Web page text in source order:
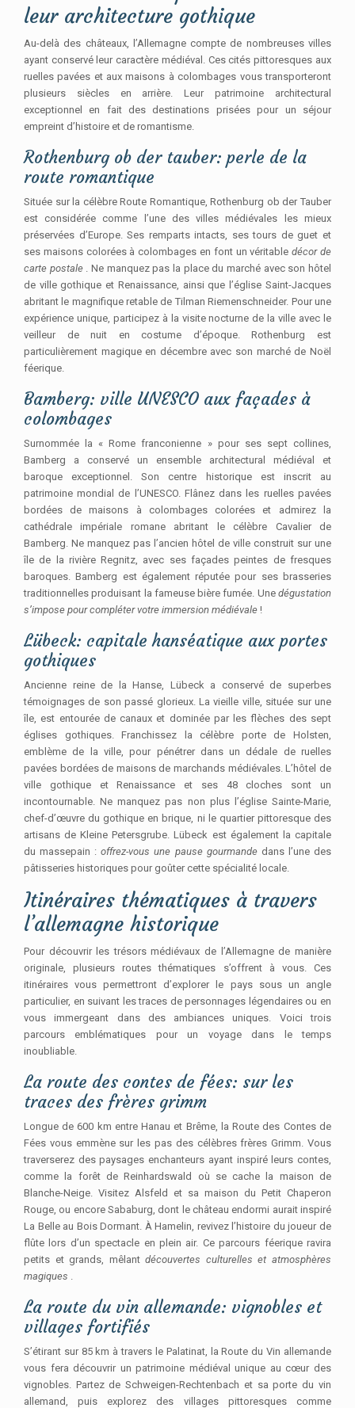
leur architecture gothique
Au-delà des châteaux, l’Allemagne compte de nombreuses villes
ayant conservé leur caractère médiéval. Ces cités pittoresques aux
ruelles pavées et aux maisons à colombages vous transporteront
plusieurs siècles en arrière. Leur patrimoine architectural
exceptionnel en fait des destinations prisées pour un séjour
empreint d’histoire et de romantisme.
Rothenburg ob der tauber: perle de la
route romantique
Située sur la célèbre Route Romantique, Rothenburg ob der Tauber
est considérée comme l’une des villes médiévales les mieux
préservées d’Europe. Ses remparts intacts, ses tours de guet et
ses maisons colorées à colombages en font un véritabledécor de
carte postale . Ne manquez pas la place du marché avec son hôtel
de ville gothique et Renaissance, ainsi que l’église Saint-Jacques
abritant le magnifique retable de Tilman Riemenschneider. Pour une
expérience unique, participez à la visite nocturne de la ville avec le
veilleur de nuit en costume d’époque. Rothenburg est
particulièrement magique en décembre avec son marché de Noël
féerique.
Bamberg: ville UNESCO aux façades à
colombages
Surnommée la « Rome franconienne » pour ses sept collines,
Bamberg a conservé un ensemble architectural médiéval et
baroque exceptionnel. Son centre historique est inscrit au
patrimoine mondial de l’UNESCO. Flânez dans les ruelles pavées
bordées de maisons à colombages colorées et admirez la
cathédrale impériale romane abritant le célèbre Cavalier de
Bamberg. Ne manquez pas l’ancien hôtel de ville construit sur une
île de la rivière Regnitz, avec ses façades peintes de fresques
baroques. Bamberg est également réputée pour ses brasseries
traditionnelles produisant la fameuse bière fumée. Une dégustation
s’impose pour compléter votre immersion médiévale !
Lübeck: capitale hanséatique aux portes
gothiques
Ancienne reine de la Hanse, Lübeck a conservé de superbes
témoignages de son passé glorieux. La vieille ville, située sur une
île, est entourée de canaux et dominée par les flèches des sept
églises gothiques. Franchissez la célèbre porte de Holsten,
emblème de la ville, pour pénétrer dans un dédale de ruelles
pavées bordées de maisons de marchands médiévales. L’hôtel de
ville gothique et Renaissance et ses 48 cloches sont un
incontournable. Ne manquez pas non plus l’église Sainte-Marie,
chef-d’œuvre du gothique en brique, ni le quartier pittoresque des
artisans de Kleine Petersgrube. Lübeck est également la capitale
du massepain :offrez-vous une pause gourmande dans l’une des
pâtisseries historiques pour goûter cette spécialité locale.
Itinéraires thématiques à travers
l’allemagne historique
Pour découvrir les trésors médiévaux de l’Allemagne de manière
originale, plusieurs routes thématiques s’offrent à vous. Ces
itinéraires vous permettront d’explorer le pays sous un angle
particulier, en suivant les traces de personnages légendaires ou en
vous immergeant dans des ambiances uniques. Voici trois
parcours emblématiques pour un voyage dans le temps
inoubliable.
La route des contes de fées: sur les
traces des frères grimm
Longue de 600 km entre Hanau et Brême, la Route des Contes de
Fées vous emmène sur les pas des célèbres frères Grimm. Vous
traverserez des paysages enchanteurs ayant inspiré leurs contes,
comme la forêt de Reinhardswald où se cache la maison de
Blanche-Neige. Visitez Alsfeld et sa maison du Petit Chaperon
Rouge, ou encore Sababurg, dont le château endormi aurait inspiré
La Belle au Bois Dormant. À Hamelin, revivez l’histoire du joueur de
flûte lors d’un spectacle en plein air. Ce parcours féerique ravira
petits et grands, mêlantdécouvertes culturelles et atmosphères
magiques .
La route du vin allemande: vignobles et
villages fortifiés
S’étirant sur 85 km à travers le Palatinat, la Route du Vin allemande
vous fera découvrir un patrimoine médiéval unique au cœur des
vignobles. Partez de Schweigen-Rechtenbach et sa porte du vin
allemand, puis explorez des villages pittoresques comme